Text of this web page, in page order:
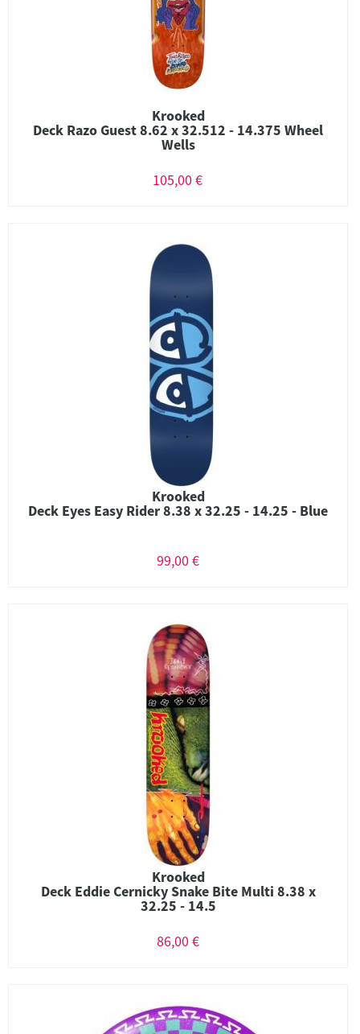
Krooked
Deck Razo Guest 8.62 x 32.512 - 14.375 Wheel
Wells
105,00 €
Krooked
Deck Eyes Easy Rider 8.38 x 32.25 - 14.25 - Blue
99,00 €
Krooked
Deck Eddie Cernicky Snake Bite Multi 8.38 x
32.25 - 14.5
86,00 €